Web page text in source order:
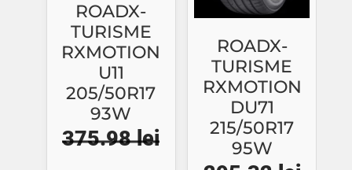
ROADX-
TURISME
RXMOTION
U11
205/50R17
93W
375.98lei
ROADX-
TURISME
RXMOTION
DU71
215/50R17
95W